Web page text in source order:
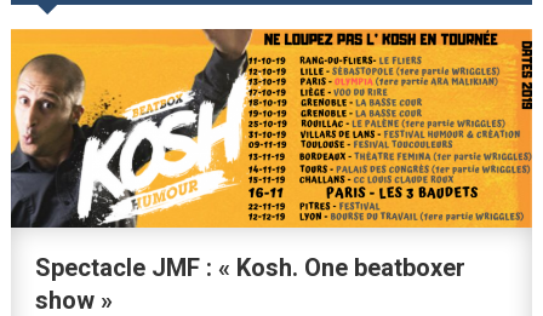
Spectacle JMF : « Kosh. One beatboxer
show »